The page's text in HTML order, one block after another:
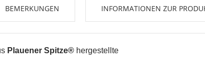
BEMERKUNGEN INFORMATIONEN ZUR
Plauener Spitze® hergestellte